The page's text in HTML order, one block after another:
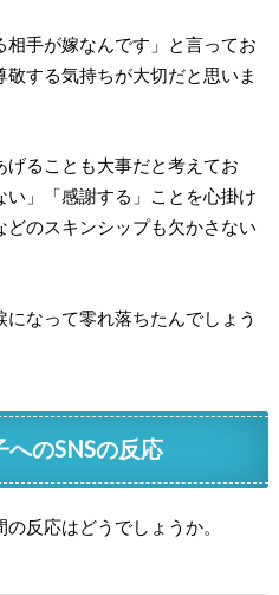
手が嫁なんです」と言ってお
する気持ちが大切だと思いま
げることも大事だと考えてお
い」「感謝する」ことを心掛け
のスキンシップも欠かさない
なって零れ落ちたんでしょう
のSNSの反応
反応はどうでしょうか。